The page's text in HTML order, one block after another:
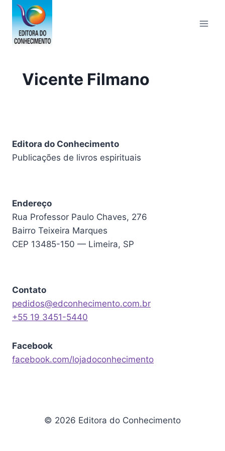
Pular
para
Conteúdo
Vicente Filmano
Editora do Conhecimento
Publicações de livros espirituais
Endereço
Rua Professor Paulo Chaves, 276
Bairro Teixeira Marques
CEP 13485-150 — Limeira, SP
Contato
pedidos@edconhecimento.com.br
+55 19 3451-5440
Facebook
facebook.com/lojadoconhecimento
© 2026 Editora do Conhecimento